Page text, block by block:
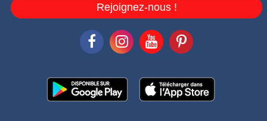
Rejoignez-nous !